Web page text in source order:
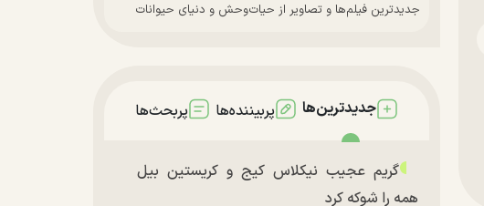
جدیدترین فیلم‌ها و تصاویر از حیات‌وحش و دنیای حیوانات
جدیدترین‌ها پربیننده‌ها پربحث‌ها
گریم عجیب نیکلاس کیج و کریستین بیل
همه را شوکه کرد